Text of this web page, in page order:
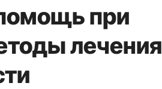
при
лечения